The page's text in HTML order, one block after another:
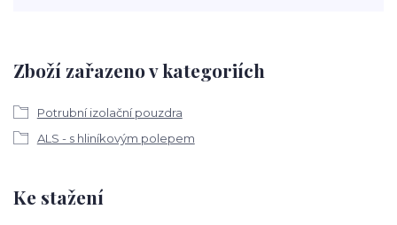
Zboží zařazeno v kategoriích
Potrubní izolační pouzdra
ALS - s hliníkovým polepem
Ke stažení